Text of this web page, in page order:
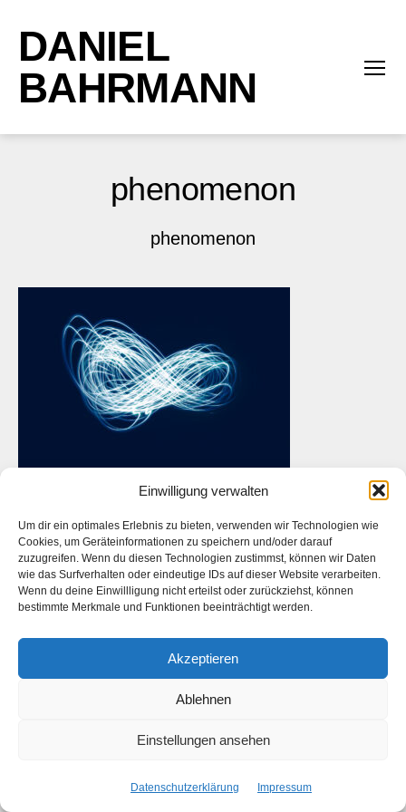
Einwilligung verwalten
Um dir ein optimales Erlebnis zu bieten, verwenden wir Technologien wie
Cookies, um Geräteinformationen zu speichern und/oder darauf
zuzugreifen. Wenn du diesen Technologien zustimmst, können wir Daten
wie das Surfverhalten oder eindeutige IDs auf dieser Website verarbeiten.
Wenn du deine Einwillligung nicht erteilst oder zurückziehst, können
bestimmte Merkmale und Funktionen beeinträchtigt werden.
Akzeptieren
Ablehnen
Einstellungen ansehen
Datenschutzerklärung Impressum
DANIEL
BAHRMANN
phenomenon
phenomenon
Das ist die Webseite desKünstlers Daniel Bahrmann . Die
Webseite desFotografen Daniel Bahrmann finden Siehierauf
www.bahrmann.de